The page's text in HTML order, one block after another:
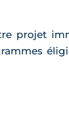
projet